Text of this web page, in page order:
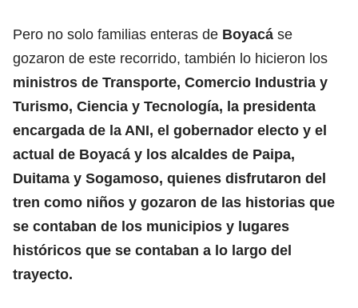
Pero no solo familias enteras de Boyacá se
gozaron de este recorrido, también lo hicieron los
ministros de Transporte, Comercio Industria y
Turismo, Ciencia y Tecnología, la presidenta
encargada de la ANI, el gobernador electo y el
actual de Boyacá y los alcaldes de Paipa,
Duitama y Sogamoso, quienes disfrutaron del
tren como niños y gozaron de las historias que
se contaban de los municipios y lugares
históricos que se contaban a lo largo del
trayecto.